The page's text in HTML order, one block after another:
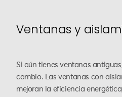
Ventanas y
Si aún tienes ventanas
cambio. Las ventanas con
mejoran la eficiencia